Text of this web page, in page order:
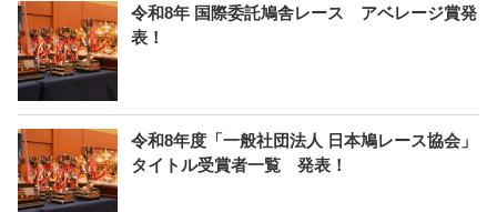
令和8年 国際委託鳩舎レース アベレージ賞発
表！
令和8年度「一般社団法人 日本鳩レース協会」
タイトル受賞者一覧 発表！